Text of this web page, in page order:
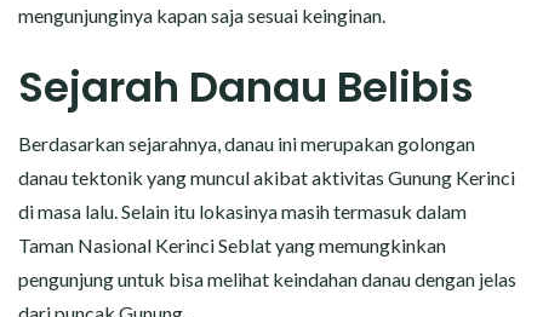
mengunjunginya kapan saja sesuai keinginan.
Sejarah Danau Belibis
Berdasarkan sejarahnya, danau ini merupakan golongan
danau tektonik yang muncul akibat aktivitas Gunung Kerinci
di masa lalu. Selain itu lokasinya masih termasuk dalam
Taman Nasional Kerinci Seblat yang memungkinkan
pengunjung untuk bisa melihat keindahan danau dengan jelas